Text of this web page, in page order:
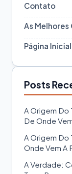
Contato
As Melhores
Página
Posts
A Origem Do
De Onde
A Origem Do
Onde Vem A
A Verdade: